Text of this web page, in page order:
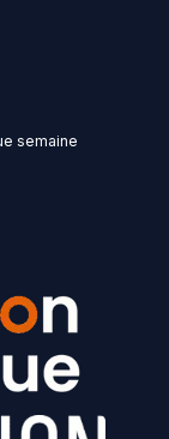
semaine